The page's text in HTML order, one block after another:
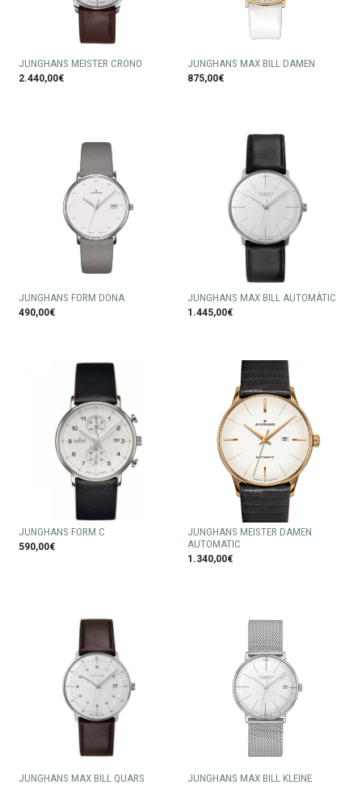
JUNGHANS MEISTER CRONO
2.440,00€
JUNGHANS MAX BILL DAMEN
875,00€
JUNGHANS FORM DONA
490,00€
JUNGHANS MAX BILL AUTOMÀTIC
1.445,00€
JUNGHANS FORM C
590,00€
JUNGHANS MEISTER DAMEN
AUTOMATIC
1.340,00€
JUNGHANS MAX BILL QUARS JUNGHANS MAX BILL KLEINE